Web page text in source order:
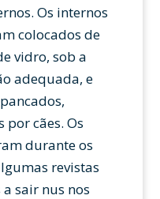
Os internos
colocados de
vidro, sob a
adequada, e
cães. Os
durante os
revistas
sair nus nos